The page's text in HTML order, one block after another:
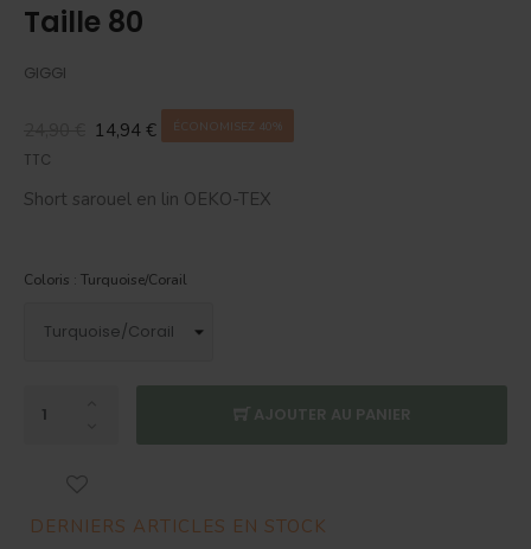
Taille 80
GIGGI
14,94 € ÉCONOMISEZ 40%
TTC
Short sarouel en lin OEKO-TEX
Coloris : Turquoise/Corail
AJOUTER AU PANIER
DERNIERS ARTICLES EN STOCK